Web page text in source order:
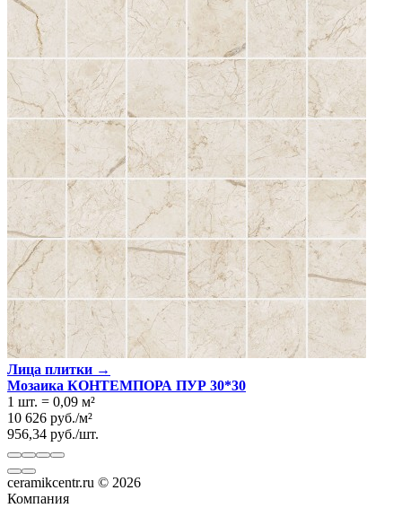
Лица плитки →
Мозаика КОНТЕМПОРА ПУР 30*30
1 шт. = 0,09 м²
10 626 руб./м²
956,34 руб./шт.
ceramikcentr.ru © 2026
Компания